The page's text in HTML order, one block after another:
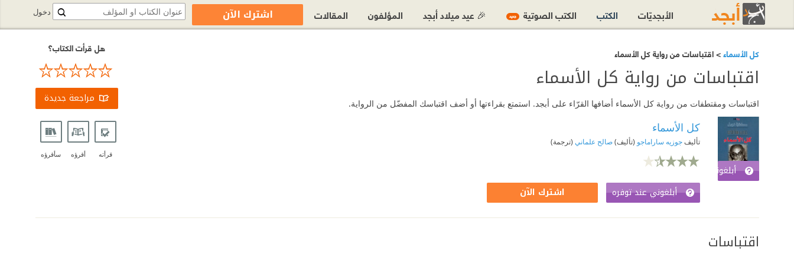
كل الأسماء> اقتباسات من رواية كل الأسماء
اقتباسات من رواية كل الأسماء
اقتباسات ومقتطفات من رواية كل الأسماء أضافها القرّاء على أبجد. استمتع بقراءتها أو أضف اقتباسك المفضّل من الرواية.
أبلغوني عند توفرهاشترك الآن
كل الأسماء
تأليفجوزيه ساراماجو (تأليف)صالح علماني (ترجمة)
أبلغوني عند توفره اشترك الآن
هل قرأت الكتاب؟
مراجعة جديدة
قرأته أقرؤه سأقرؤه
اقتباسات
دخول الأبجديّات الكتب الكتب الصوتية جديد 🎉 عيد ميلاد أبجد المؤلفون المقالات اشترك الآن